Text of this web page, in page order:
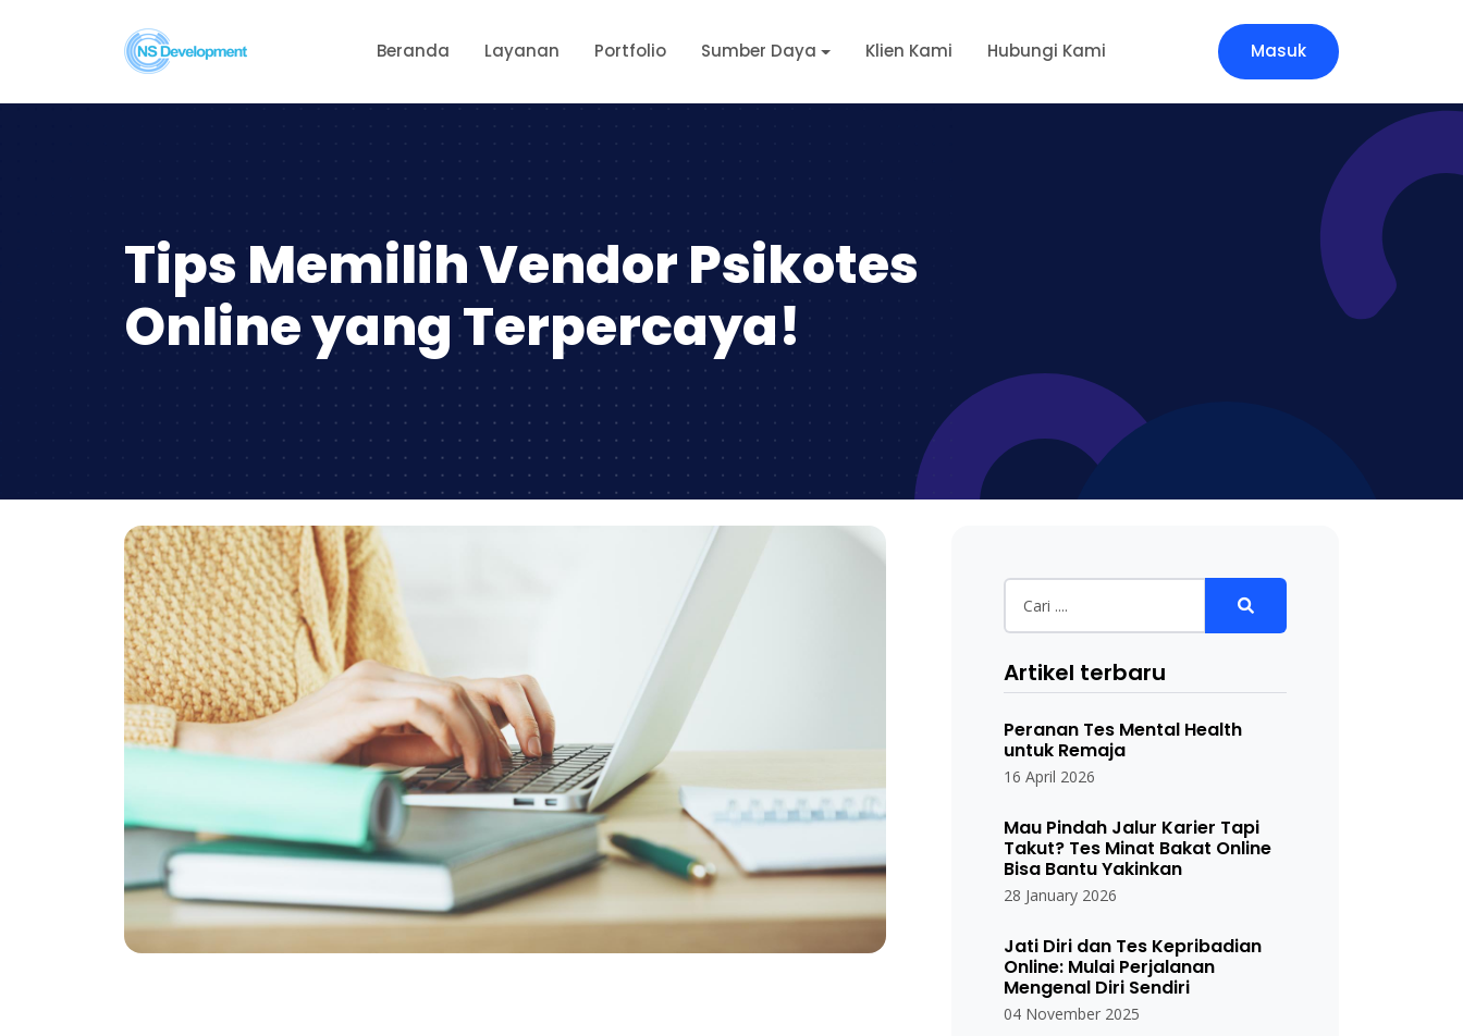
Beranda Layanan Portfolio Sumber Daya Klien Kami Hubungi Kami Masuk
Tips Memilih Vendor Psikotes
Online yang Terpercaya!
Artikel terbaru
Peranan Tes Mental Health
untuk Remaja
16 April 2026
Mau Pindah Jalur Karier Tapi
Takut? Tes Minat Bakat Online
Bisa Bantu Yakinkan
28 January 2026
Jati Diri dan Tes Kepribadian
Online: Mulai Perjalanan
Mengenal Diri Sendiri
04 November 2025